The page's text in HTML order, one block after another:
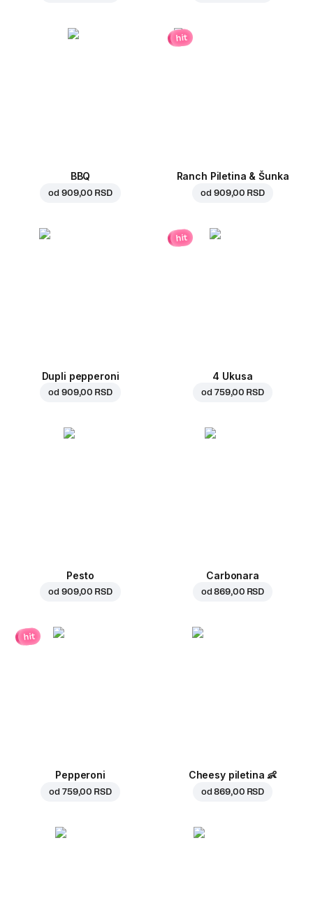
BBQ
od 909,00 RSD
hit
Ranch Piletina & Šunka
od 909,00 RSD
Dupli pepperoni
od 909,00 RSD
hit
4 Ukusa
od 759,00 RSD
Pesto
od 909,00 RSD
Carbonara
od869,00 RSD
hit
Pepperoni
od 759,00 RSD
Cheesy piletina 👶
od869,00 RSD